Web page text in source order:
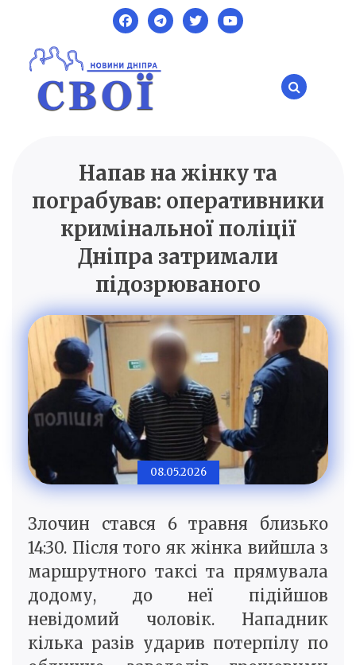
content
SVOI.DP.UA
Новини Дніпра
Напав на жінку та
пограбував: оперативники
кримінальної поліції
Дніпра затримали
підозрюваного
08.05.2026
Злочин стався 6 травня близько
14:30. Після того як жінка вийшла з
маршрутного таксі та прямувала
додому, до неї підійшов
невідомий чоловік. Нападник
кілька разів ударив потерпілу по